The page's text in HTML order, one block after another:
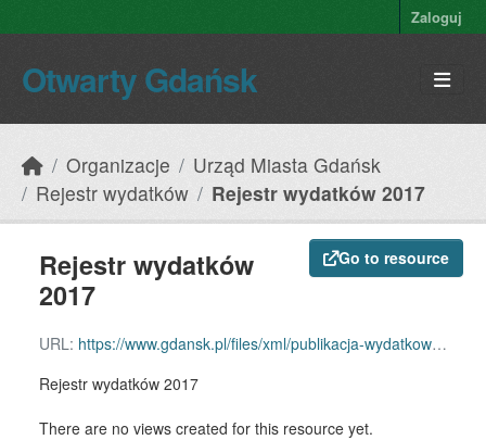
Zaloguj
Otwarty Gdańsk
Organizacje
Urząd Miasta Gdańsk
Rejestr wydatków
Rejestr wydatków 2017
Go to resource
Rejestr wydatków
2017
URL: https://www.gdansk.pl/files/xml/publikacja-wydatkow-2017.xml
Rejestr wydatków 2017
There are no views created for this resource yet.